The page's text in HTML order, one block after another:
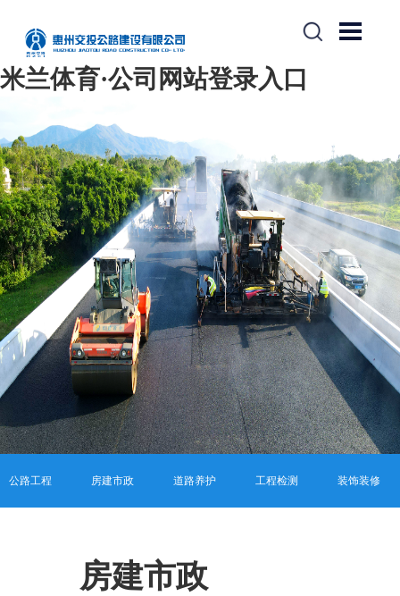
米兰体育·公司网站登录入口
公路工程 房建市政 道路养护 工程检测 装饰装修
房建市政